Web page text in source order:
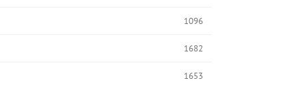
1096
1682
1653